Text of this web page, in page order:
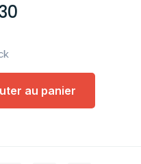
au panier